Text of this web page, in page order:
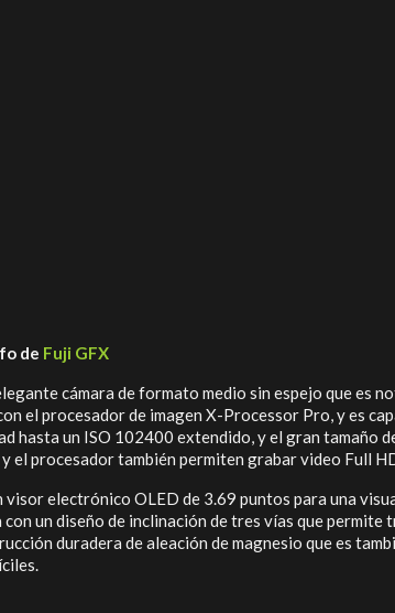
de Fuji GFX
cámara de formato medio sin espejo que es
el procesador de imagen X-Processor Pro, y es
hasta un ISO 102400 extendido, y el gran tamaño
el procesador también permiten grabar video Full
electrónico OLED de 3.69 puntos para una
un diseño de inclinación de tres vías que permite
duradera de aleación de magnesio que es